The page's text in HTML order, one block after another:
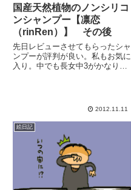
国産天然植物のノンシリコ
ンシャンプー【凛恋
（rinRen）】 その後
先日レビューさせてもらったシャ
ンプーが評判が良い。私もお気に
入り。中でも長女中3がかなりツ
シャンプーって、これ使い終わっ
たらもうないの！？メリ○トで...
2012.11.11
絵日記